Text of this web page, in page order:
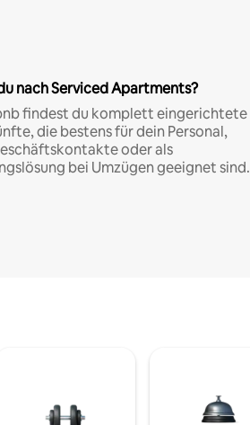
nach Serviced Apartments?
findest du komplett eingerichtete
die bestens für dein Personal,
oder als
bei Umzügen geeignet sind.